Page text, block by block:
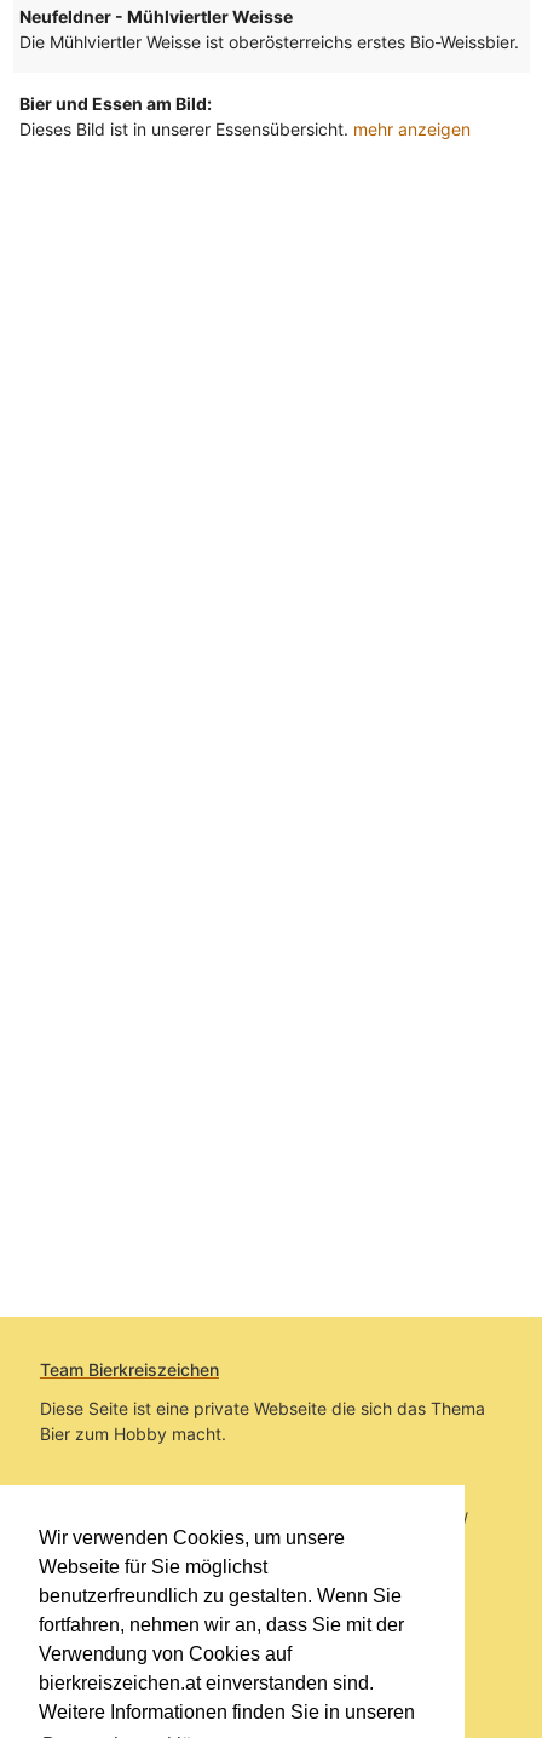
Wir verwenden Cookies, um unsere
Webseite für Sie möglichst
benutzerfreundlich zu gestalten. Wenn Sie
fortfahren, nehmen wir an, dass Sie mit der
Verwendung von Cookies auf
bierkreiszeichen.at einverstanden sind.
Weitere Informationen finden Sie in unseren
Neufeldner - Mühlviertler Weisse
Die Mühlviertler Weisse ist oberösterreichs erstes Bio-Weissbier.
Bier und Essen am Bild:
Dieses Bild ist in unserer Essensübersicht. mehr anzeigen
Team Bierkreiszeichen
Diese Seite ist eine private Webseite die sich das Thema
Bier zum Hobby macht.
Sie befinden sich auf https://www.bierkreiszeichen.at/
im Pfad:Bierkreiszeichen/Gesammelte Biere
Erstellt: 2026-08-07
Links
Impressum